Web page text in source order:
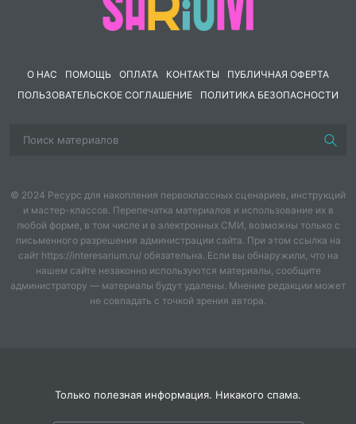
О НАС ПОМОЩЬ ОПЛАТА КОНТАКТЫ
ПУБЛИЧНАЯ ОФЕРТА
ПОЛЬЗОВАТЕЛЬСКОЕ СОГЛАШЕНИЕ
ПОЛИТИКА БЕЗОПАСНОСТИ
© 2024 Ресурс для накопления первоклассных сценариев, инструкций
и мастер-классов. Перепечатка материалов и использование их в
любой форме, в том числе и в электронных СМИ, возможны только с
письменного разрешения администрации сайта. При этом ссылка на
сайт https://interesarium.ru/ обязательна. Если вы обнаружили, что на
нашем сайте незаконно используются материалы, сообщите
администратору — материалы будут удалены. Мнение редакции может
не совпадать с точкой зрения автора.
Только полезная информация. Никакого спама.